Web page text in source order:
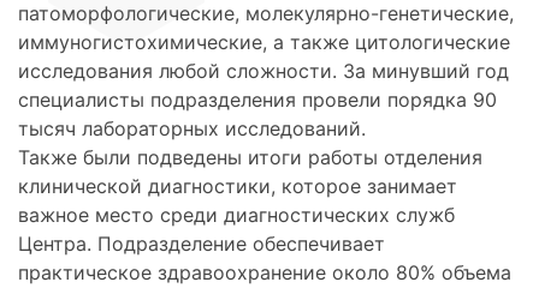
патоморфологические, молекулярно-генетические,
иммуногистохимические, а также цитологические
исследования любой сложности. За минувший год
специалисты подразделения провели порядка 90
тысяч лабораторных исследований.
Также были подведены итоги работы отделения
клинической диагностики, которое занимает
важное место среди диагностических служб
Центра. Подразделение обеспечивает
практическое здравоохранение около 80% объема